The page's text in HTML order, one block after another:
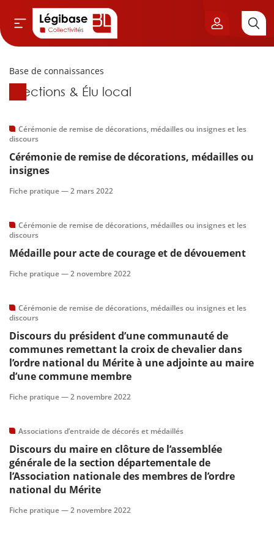
& Cimetières
& Élu local
& Finances locales
publique
Base de connaissances
Base de connaissances
Élections & Élu local
Cérémonie de remise de décorations, médailles ou insignes et les
discours
Cérémonie de remise de décorations, médailles ou
insignes
Fiche pratique —2 mars 2022
Cérémonie de remise de décorations, médailles ou insignes et les
discours
Médaille pour acte de courage et de dévouement
Fiche pratique —2 novembre 2022
Cérémonie de remise de décorations, médailles ou insignes et les
discours
Discours du président d’une communauté de
communes remettant la croix de chevalier dans
l’ordre national du Mérite à une adjointe au maire
d’une commune membre
Fiche pratique —2 novembre 2022
Associations d’entraide de décorés et médaillés
Discours du maire en clôture de l’assemblée
générale de la section départementale de
l’Association nationale des membres de l’ordre
national du Mérite
Fiche pratique —2 novembre 2022